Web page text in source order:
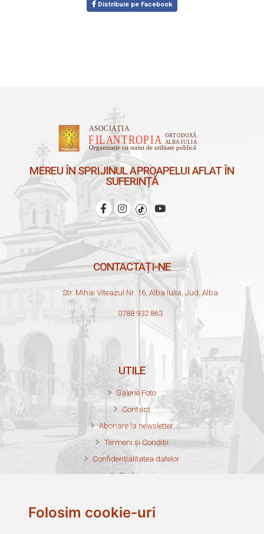
Folosim cookie-uri
Distribuie pe Facebook
MEREU ÎN SPRIJINUL APROAPELUI AFLAT ÎN
SUFERINȚĂ
CONTACTAȚI-NE
Str. Mihai Viteazul Nr. 16, Alba Iulia, Jud. Alba
0788 932 863
UTILE
Galerie Foto
Contact
Abonare la newsletter
Termeni și Condiții
Confidențialitatea datelor
Cookie-uri
Credite foto